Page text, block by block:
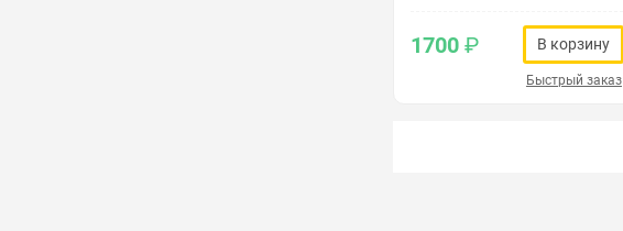
1700 ₽ В корзину
Быстрый заказ